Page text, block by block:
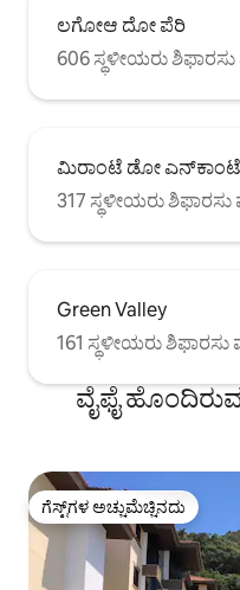
ಲಗೋಆ ದೋ ಪೆರಿ
606 ಸ್ಥಳೀಯರು
ಮಿರಾಂಟೆ ಡೋ
317 ಸ್ಥಳೀಯರು ಶಿಫಾರಸು
Green Valley
161 ಸ್ಥಳೀಯರು ಶಿಫಾರಸು
ವೈಫೈ
ಗೆಸ್ಟ್‌ಗಳ ಅಚ್ಚುಮೆಚ್ಚಿನದು
ಗೆಸ್ಟ್‌ಗಳ ಅಚ್ಚುಮೆಚ್ಚಿನದು